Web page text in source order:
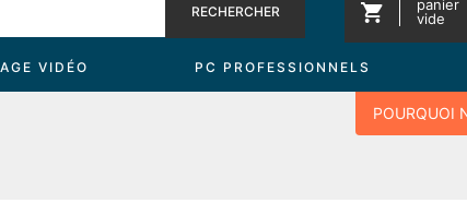
RECHERCHER
panier
vide
VIDÉO PC PROFESSIONNELS
POURQUOI